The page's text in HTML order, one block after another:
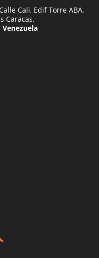
Cali, Edif Torre ABA,
Caracas.